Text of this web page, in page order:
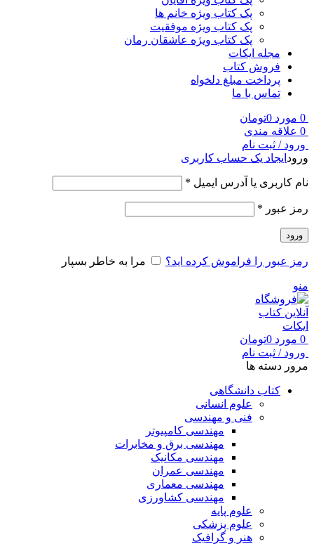
پک کتاب ویژه خانم ها
پک کتاب ویژه موفقیت
پک کتاب ویژه عاشقان رمان
مجله ایکات
فروش کتاب
پرداخت مبلغ دلخواه
تماس با ما
0 مورد 0تومان
0 علاقه مندی
ورود / ثبت نام
ورود ایجاد یک حساب کاربری
نام کاربری یا آدرس ایمیل *
رمز عبور *
ورود
رمز عبور را فراموش کرده اید؟ مرا به خاطر بسپار
منو
0 مورد 0تومان
ورود / ثبت نام
مرور دسته ها
کتاب دانشگاهی
علوم انسانی
فنی و مهندسی
مهندسی کامپیوتر
مهندسی برق و مخابرات
مهندسی مکانیک
مهندسی عمران
مهندسی معماری
مهندسی کشاورزی
علوم پایه
علوم پزشکی
هنر و گرافیک